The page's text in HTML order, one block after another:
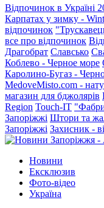
Відпочинок в Україні
Карпатах у зимку -
відпочинок
все про відпочинок
Драгобрат Славсько
Коблево - Черное море
Каролино-Бугаз -
MedoveMisto.com -
магазин для бджолярів
Region Touch-IT
Запоріжжі Штори та
Запоріжжі Захисник -
Новини
Ексклюзив
Фото-відео
Україна